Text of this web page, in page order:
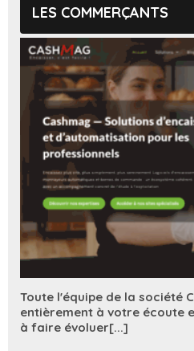
LES COMMERÇANTS
Toute l'équipe de la société
entièrement à votre écoute
à faire évoluer[...]